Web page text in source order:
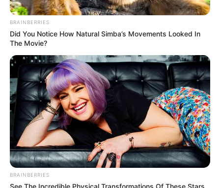
BRAINBERRIES
Did You Notice How Natural Simba’s Movements Looked In
The Movie?
BRAINBERRIES